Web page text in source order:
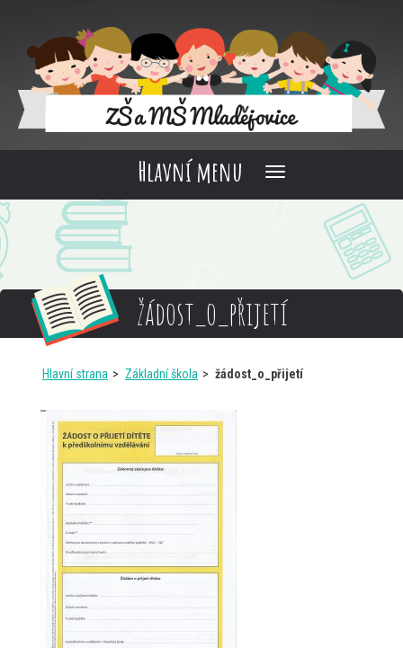
Hlavní menu
žádost_o_přijetí
Hlavní strana Základní škola žádost_o_přijetí